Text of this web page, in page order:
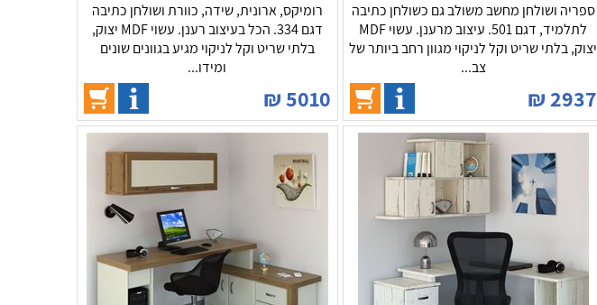
ספריה ושולחן מחשב משולב גם כשולחן כתיבה
לתלמיד, דגם 501. עיצוב מרענן. עשוי MDF
יצוק, בלתי שריט וקל לניקוי מגוון רחב ביותר של
צב...
2937
₪
רומיקס, ארונית, שידה, כוורת ושולחן כתיבה
דגם 334. הכל בעיצוב רענן. עשוי MDF יצוק,
בלתי שריט וקל לניקוי מגיע בגוונים שונים
ומידו...
5010
₪